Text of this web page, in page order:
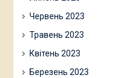
Червень 2023
Травень 2023
Квітень 2023
Березень 2023